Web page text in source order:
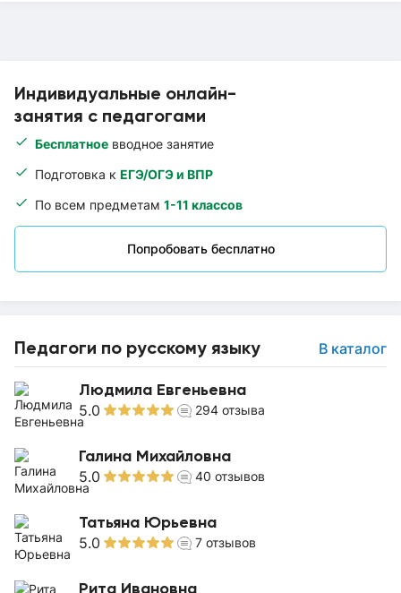
Индивидуальные онлайн-
занятия с педагогами
Бесплатное вводное занятие
Подготовка к ЕГЭ/ОГЭ и ВПР
По всем предметам 1-11 классов
Попробовать бесплатно
Педагоги по русскому языку В каталог
Людмила Евгеньевна
5.0 294 отзыва
Галина Михайловна
5.0 40 отзывов
Татьяна Юрьевна
5.0 7 отзывов
Рита Ивановна